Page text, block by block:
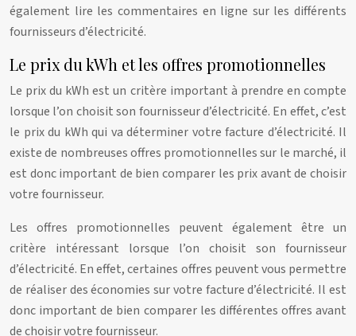
également lire les commentaires en ligne sur les différents
fournisseurs d’électricité.
Le prix du kWh et les offres promotionnelles
Le prix du kWh est un critère important à prendre en compte
lorsque l’on choisit son fournisseur d’électricité. En effet, c’est
le prix du kWh qui va déterminer votre facture d’électricité. Il
existe de nombreuses offres promotionnelles sur le marché, il
est donc important de bien comparer les prix avant de choisir
votre fournisseur.
Les offres promotionnelles peuvent également être un
critère intéressant lorsque l’on choisit son fournisseur
d’électricité. En effet, certaines offres peuvent vous permettre
de réaliser des économies sur votre facture d’électricité. Il est
donc important de bien comparer les différentes offres avant
de choisir votre fournisseur.